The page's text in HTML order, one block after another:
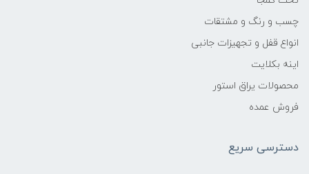
چسب و رنگ و مشتقات
انواع قفل و تجهیزات جانبی
اینه بکلایت
محصولات یراق استور
فروش عمده
دسترسی سریع